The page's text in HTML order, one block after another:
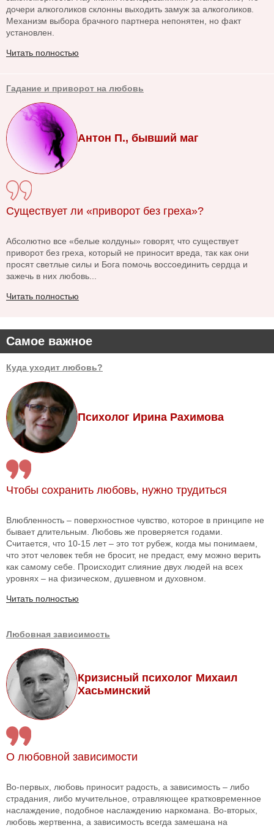
Самое важное
Куда уходит любовь?
Психолог Ирина Рахимова
Чтобы сохранить любовь, нужно трудиться
Влюбленность – поверхностное чувство, которое в принципе не
бывает длительным. Любовь же проверяется годами.
Считается, что 10-15 лет – это тот рубеж, когда мы понимаем,
что этот человек тебя не бросит, не предаст, ему можно верить
как самому себе. Происходит слияние двух людей на всех
уровнях – на физическом, душевном и духовном.
Читать полностью
Любовная зависимость
Кризисный психолог Михаил
Хасьминский
О любовной зависимости
Во-первых, любовь приносит радость, а зависимость – либо
страдания, либо мучительное, отравляющее кратковременное
наслаждение, подобное наслаждению наркомана. Во-вторых,
любовь жертвенна, а зависимость всегда замешана на
дочери алкоголиков склонны выходить замуж за алкоголиков.
Механизм выбора брачного партнера непонятен, но факт
установлен.
Читать полностью
Гадание и приворот на любовь
Антон П., бывший маг
Существует ли «приворот без греха»?
Абсолютно все «белые колдуны» говорят, что существует
приворот без греха, который не приносит вреда, так как они
просят светлые силы и Бога помочь воссоединить сердца и
зажечь в них любовь...
Читать полностью